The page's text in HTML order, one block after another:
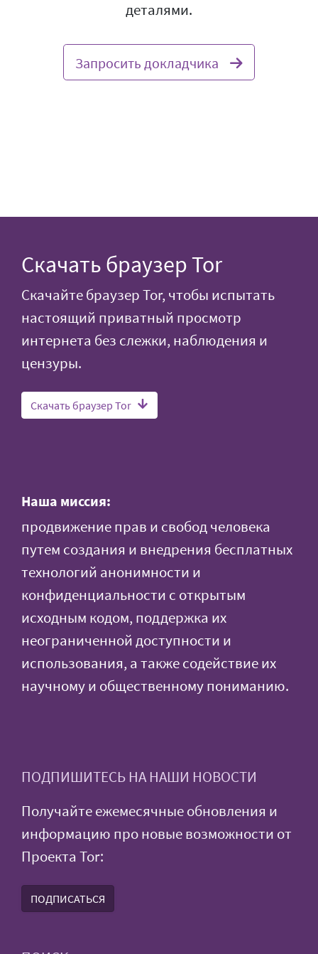
деталями.
Запросить докладчика
Скачать браузер Tor
Скачайте браузер Tor, чтобы испытать
настоящий приватный просмотр
интернета без слежки, наблюдения и
цензуры.
Скачать браузер Tor
Наша миссия:
продвижение прав и свобод человека
путем создания и внедрения бесплатных
технологий анонимности и
конфиденциальности с открытым
исходным кодом, поддержка их
неограниченной доступности и
использования, а также содействие их
научному и общественному пониманию.
ПОДПИШИТЕСЬ НА НАШИ НОВОСТИ
Получайте ежемесячные обновления и
информацию про новые возможности от
Проекта Tor:
ПОДПИСАТЬСЯ